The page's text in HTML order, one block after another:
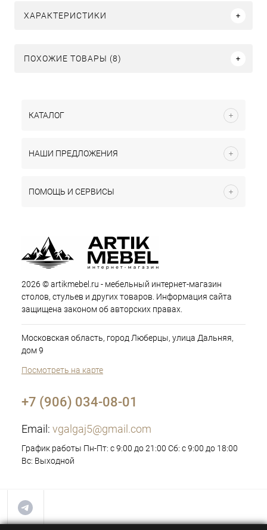
ХАРАКТЕРИСТИКИ
ПОХОЖИЕ ТОВАРЫ (8)
КАТАЛОГ
НАШИ ПРЕДЛОЖЕНИЯ
ПОМОЩЬ И СЕРВИСЫ
2026 © artikmebel.ru - мебельный интернет-магазин
столов, стульев и других товаров. Информация сайта
защищена законом об авторских правах.
Московская область, город Люберцы, улица Дальняя,
дом 9
Посмотреть на карте
+7 (906) 034-08-01
Email: vgalgaj5@gmail.com
График работы Пн-Пт: с 9:00 до 21:00 Сб: с 9:00 до 18:00
Вс: Выходной